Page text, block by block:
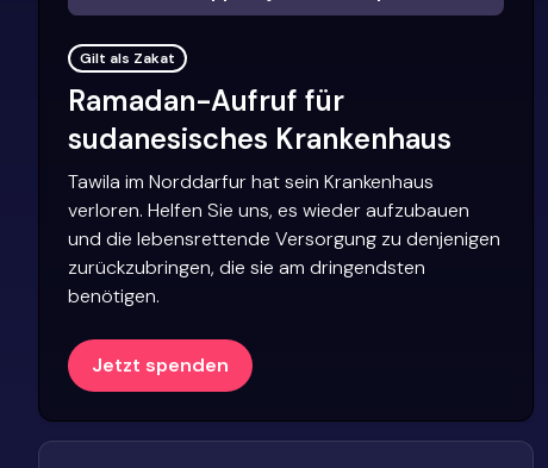
Gilt als Zakat
Ramadan-Aufruf für
sudanesisches Krankenhaus
Tawila im Norddarfur hat sein Krankenhaus
verloren. Helfen Sie uns, es wieder aufzubauen
und die lebensrettende Versorgung zu denjenigen
zurückzubringen, die sie am dringendsten
benötigen.
Jetzt spenden